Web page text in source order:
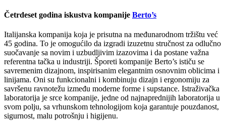
Četrdeset godina iskustva kompanije Berto’s
Italijanska kompanija koja je prisutna na međunarodnom tržištu već
45 godina. To je omogućilo da izgradi izuzetnu stručnost za odlučno
suočavanje sa novim i uzbudljivim izazovima i da postane važna
referentna tačka u industriji. Šporeti kompanije Berto’s ističu se
savremenim dizajnom, inspirisanim elegantnim osnovnim oblicima i
linijama. Oni su funkcionalni i kombinuju dizajn i ergonomiju za
savršenu ravnotežu između moderne forme i supstance. Istraživačka
laboratorija je srce kompanije, jedne od najnaprednijih laboratorija u
svom polju, sa vrhunskom tehnologijom koja garantuje pouzdanost,
sigurnost, malu potrošnju i higijenu.